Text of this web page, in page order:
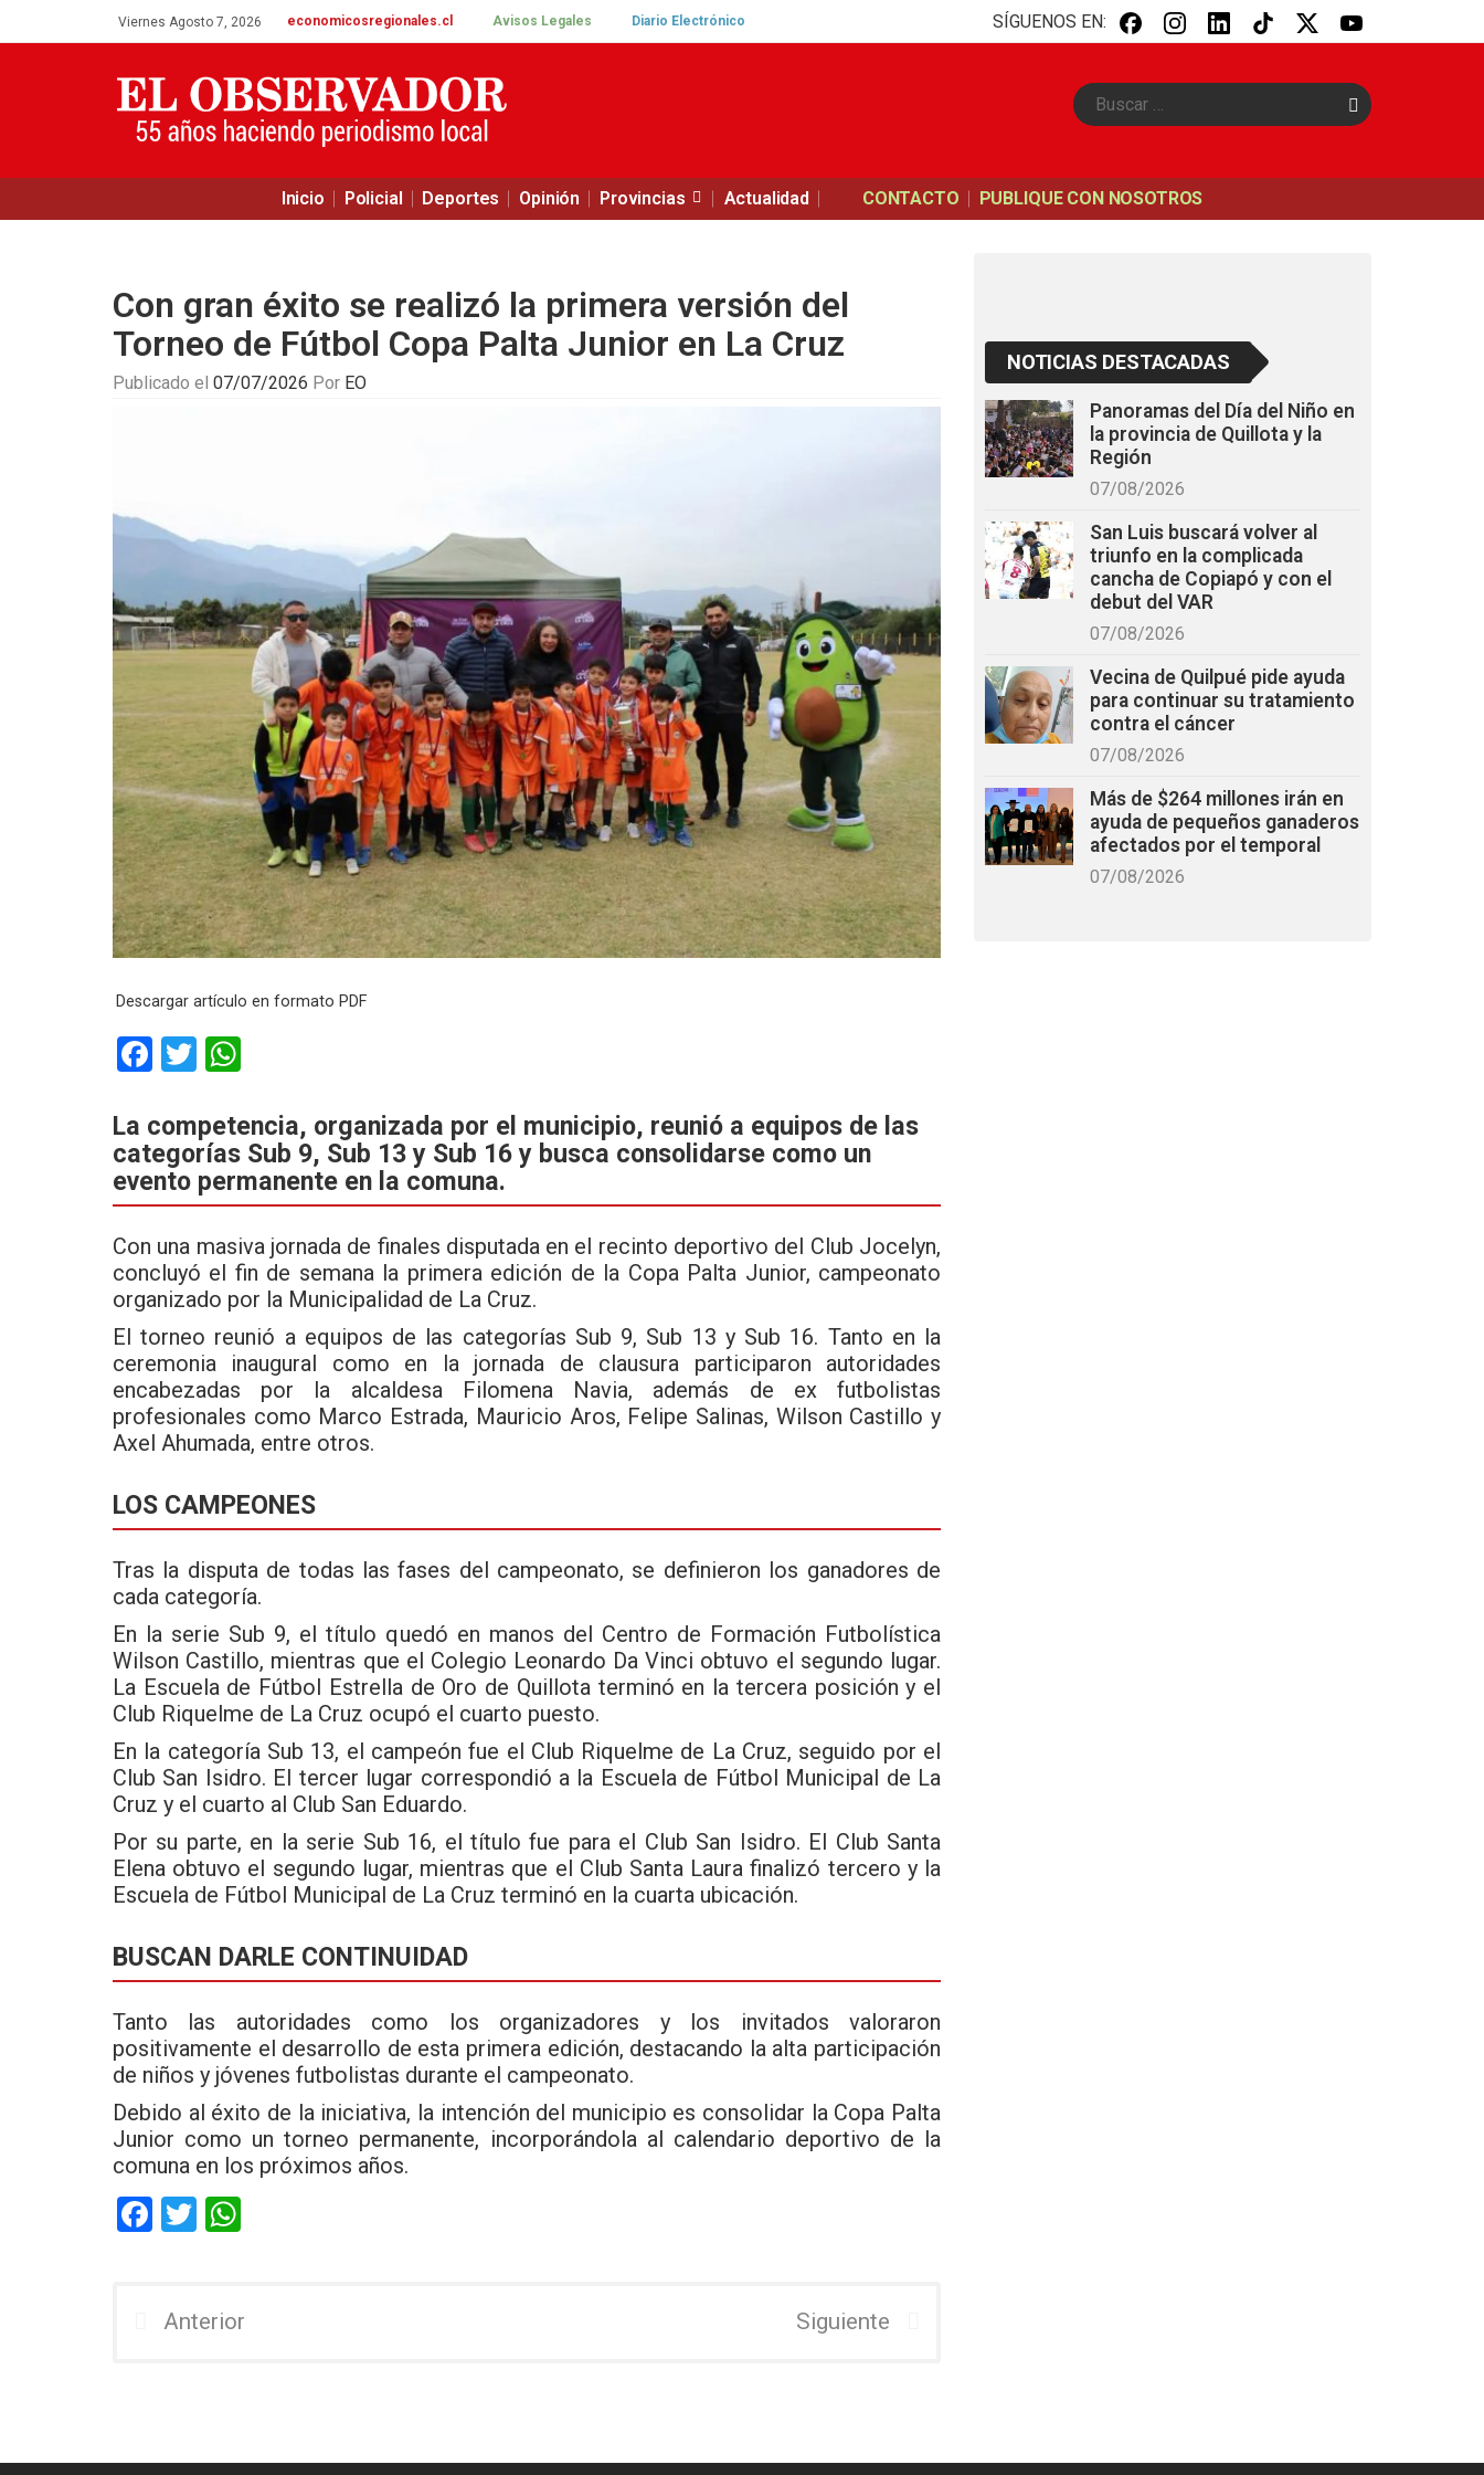
Viernes Agosto 7, 2026 economicosregionales.cl Avisos Legales Diario Electrónico SÍGUENOS EN:
B
u
Inicio Policial Deportes Opinión Provincias Actualidad CONTACTO PUBLIQUE CON NOSOTROS
Con gran éxito se realizó la primera versión del
Torneo de Fútbol Copa Palta Junior en La Cruz
Publicado el 07/07/2026 Por EO
Descargar artículo en formato PDF
F
ce
b
o
o
k
T
tt
er
at
s
A
p
p
La competencia, organizada por el municipio, reunió a equipos de las
categorías Sub 9, Sub 13 y Sub 16 y busca consolidarse como un
evento permanente en la comuna.
Con una masiva jornada de finales disputada en el recinto deportivo del Club Jocelyn,
concluyó el fin de semana la primera edición de la Copa Palta Junior, campeonato
organizado por la Municipalidad de La Cruz.
El torneo reunió a equipos de las categorías Sub 9, Sub 13 y Sub 16. Tanto en la
ceremonia inaugural como en la jornada de clausura participaron autoridades
encabezadas por la alcaldesa Filomena Navia, además de ex futbolistas
profesionales como Marco Estrada, Mauricio Aros, Felipe Salinas, Wilson Castillo y
Axel Ahumada, entre otros.
LOS CAMPEONES
Tras la disputa de todas las fases del campeonato, se definieron los ganadores de
cada categoría.
En la serie Sub 9, el título quedó en manos del Centro de Formación Futbolística
Wilson Castillo, mientras que el Colegio Leonardo Da Vinci obtuvo el segundo lugar.
La Escuela de Fútbol Estrella de Oro de Quillota terminó en la tercera posición y el
Club Riquelme de La Cruz ocupó el cuarto puesto.
En la categoría Sub 13, el campeón fue el Club Riquelme de La Cruz, seguido por el
Club San Isidro. El tercer lugar correspondió a la Escuela de Fútbol Municipal de La
Cruz y el cuarto al Club San Eduardo.
Por su parte, en la serie Sub 16, el título fue para el Club San Isidro. El Club Santa
Elena obtuvo el segundo lugar, mientras que el Club Santa Laura finalizó tercero y la
Escuela de Fútbol Municipal de La Cruz terminó en la cuarta ubicación.
BUSCAN DARLE CONTINUIDAD
Tanto las autoridades como los organizadores y los invitados valoraron
positivamente el desarrollo de esta primera edición, destacando la alta participación
de niños y jóvenes futbolistas durante el campeonato.
Debido al éxito de la iniciativa, la intención del municipio es consolidar la Copa Palta
Junior como un torneo permanente, incorporándola al calendario deportivo de la
comuna en los próximos años.
F
b
T
er s
Anterior Siguiente
NOTICIAS DESTACADAS
Panoramas del Día del Niño en
la provincia de Quillota y la
Región
07/08/2026
San Luis buscará volver al
triunfo en la complicada
cancha de Copiapó y con el
debut del VAR
07/08/2026
Vecina de Quilpué pide ayuda
para continuar su tratamiento
contra el cáncer
07/08/2026
Más de $264 millones irán en
ayuda de pequeños ganaderos
afectados por el temporal
07/08/2026